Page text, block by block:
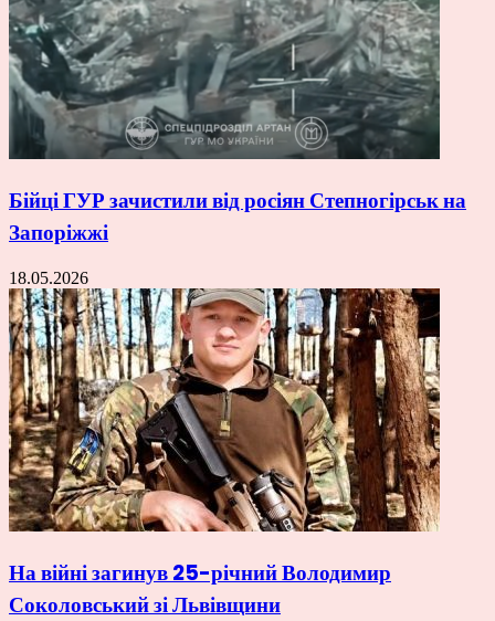
Бійці ГУР зачистили від росіян Степногірськ на
Запоріжжі
18.05.2026
На війні загинув 25-річний Володимир
Соколовський зі Львівщини